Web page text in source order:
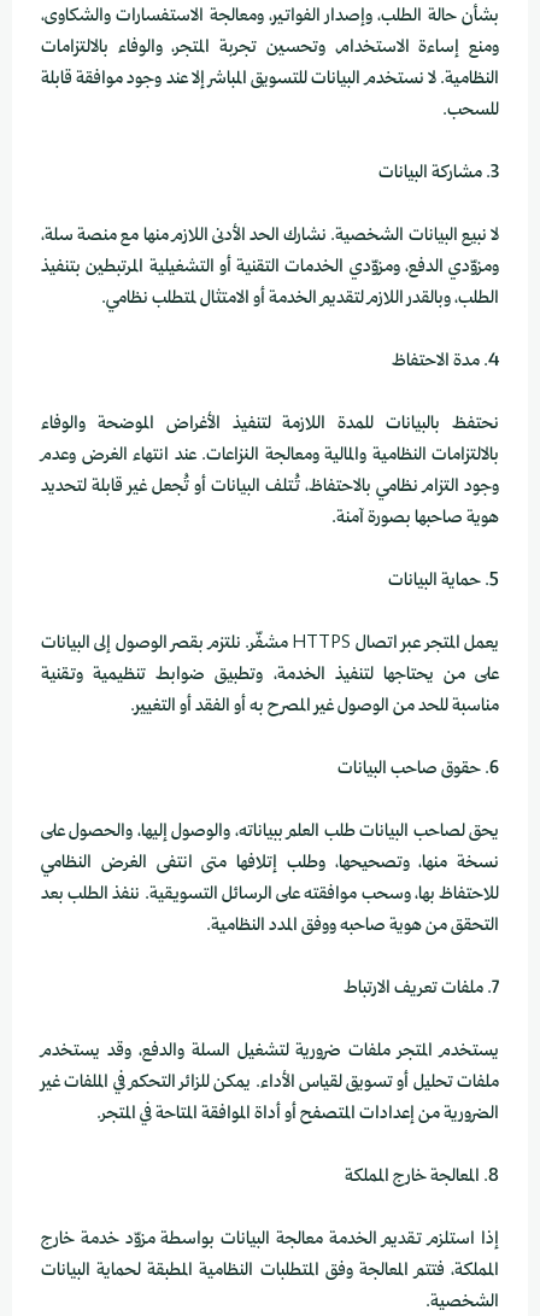
بشأن حالة الطلب، وإصدار الفواتير، ومعالجة الاستفسارات والشكاوى،
ومنع إساءة الاستخدام، وتحسين تجربة المتجر، والوفاء بالالتزامات
النظامية. لا نستخدم البيانات للتسويق المباشر إلا عند وجود موافقة قابلة
للسحب.
3. مشاركة البيانات
لا نبيع البيانات الشخصية. نشارك الحد الأدنى اللازم منها مع منصة سلة،
ومزوّدي الدفع، ومزوّدي الخدمات التقنية أو التشغيلية المرتبطين بتنفيذ
الطلب، وبالقدر اللازم لتقديم الخدمة أو الامتثال لمتطلب نظامي.
4. مدة الاحتفاظ
نحتفظ بالبيانات للمدة اللازمة لتنفيذ الأغراض الموضحة والوفاء
بالالتزامات النظامية والمالية ومعالجة النزاعات. عند انتهاء الغرض وعدم
وجود التزام نظامي بالاحتفاظ، تُتلف البيانات أو تُجعل غير قابلة لتحديد
هوية صاحبها بصورة آمنة.
5. حماية البيانات
يعمل المتجر عبر اتصال HTTPS مشفّر. نلتزم بقصر الوصول إلى البيانات
على من يحتاجها لتنفيذ الخدمة، وتطبيق ضوابط تنظيمية وتقنية
مناسبة للحد من الوصول غير المصرح به أو الفقد أو التغيير.
6. حقوق صاحب البيانات
يحق لصاحب البيانات طلب العلم ببياناته، والوصول إليها، والحصول على
نسخة منها، وتصحيحها، وطلب إتلافها متى انتفى الغرض النظامي
للاحتفاظ بها، وسحب موافقته على الرسائل التسويقية. ننفذ الطلب بعد
التحقق من هوية صاحبه ووفق المدد النظامية.
7. ملفات تعريف الارتباط
يستخدم المتجر ملفات ضرورية لتشغيل السلة والدفع، وقد يستخدم
ملفات تحليل أو تسويق لقياس الأداء. يمكن للزائر التحكم في الملفات غير
الضرورية من إعدادات المتصفح أو أداة الموافقة المتاحة في المتجر.
8. المعالجة خارج المملكة
إذا استلزم تقديم الخدمة معالجة البيانات بواسطة مزوّد خدمة خارج
المملكة، فتتم المعالجة وفق المتطلبات النظامية المطبقة لحماية البيانات
الشخصية.